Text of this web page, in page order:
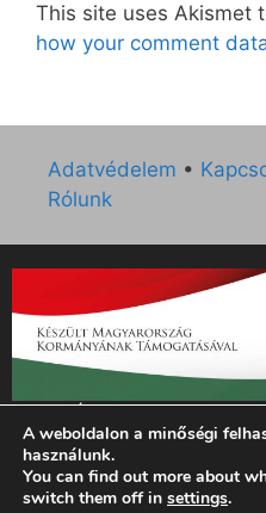
This site uses Akismet
how your comment
Adatvédelem •
Rólunk
„Az Új Ember katolikus
támogatását az EGYH-
szerződés keretében 3 000
Emberi
A weboldalon a minőségi
használunk.
You can find out more about
switch them off in settings.